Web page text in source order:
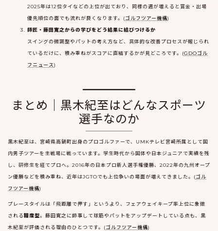
2025年は12位タイなどの上位が出ており、同様の週が増えると賞金・出場
優先順位の面でも流れが良くなります。(ゴルフツアー機構)
師匠・藤田寛之からの学びをどう結果に結びつけるか
スイングの微調整やパットの考え方など、具体的な改善プロセスが報じられ
ているだけに、積み重ねがスコアに直結するかが見どころです。(GDOゴル
フニュース)
まとめ｜黒木紀至はどんなスポーツ
選手なのか
黒木紀至は、宮崎県高鍋町出身のプロゴルファーで、UMKテレビ宮崎所属として国
内男子ツアーを主戦場に戦っています。学生時代から国体や日本ジュニアで実績を残
し、研修生を経てプロへ。2016年の日本プロ新人選手権優勝、2022年の九州オープ
ン優勝などを積み重ね、近年はJGTOでも上位争いの場面が増えてきました。(ゴル
フツアー機構)
プレースタイルは「飛距離で押す」というより、フェアウェイキープ率上位に象徴
される精度型。藤田寛之に師事して球筋やパットをアップデートしている点も、黒
木紀至が評価される理由のひとつです。(ゴルフツアー機構)